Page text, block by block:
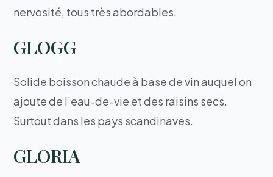
nervosité, tous très abordables.
GLOGG
Solide boisson chaude à base de vin auquel on
ajoute de l’eau-de-vie et des raisins secs.
Surtout dans les pays scandinaves.
GLORIA